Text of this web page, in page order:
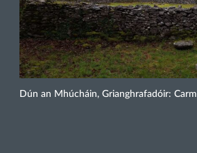
Dún an Mhúcháin, Grianghrafadóir: